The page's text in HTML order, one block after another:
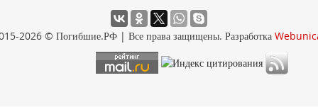
2026 © Погибшие.РФ | Все права защищены. Разработка